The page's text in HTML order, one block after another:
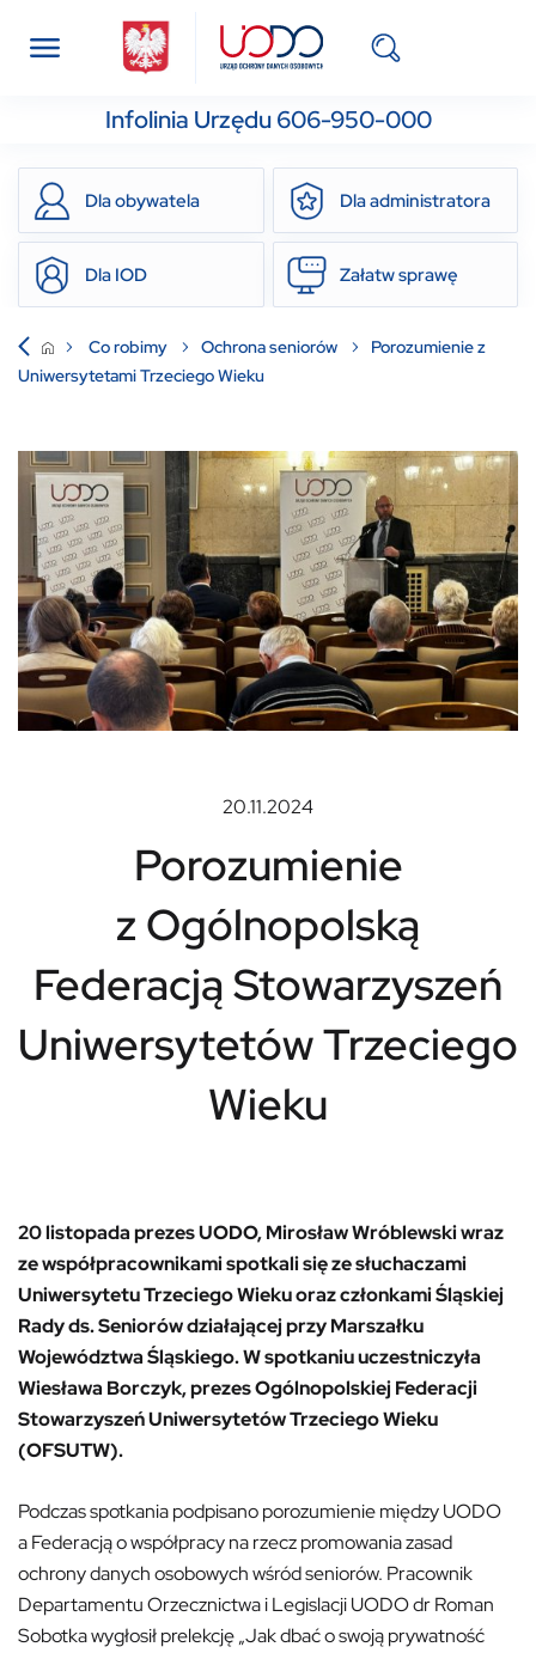
Infolinia Urzędu 606-950-000
Dla obywatela Dla administratora
Dla IOD Załatw sprawę
Co robimy Ochrona seniorów
Porozumienie z
Uniwersytetami Trzeciego Wieku
20.11.2024
Porozumienie
z Ogólnopolską
Federacją Stowarzyszeń
Uniwersytetów Trzeciego
Wieku
20 listopada prezes UODO, Mirosław Wróblewski wraz
ze współpracownikami spotkali się ze słuchaczami
Uniwersytetu Trzeciego Wieku oraz członkami Śląskiej
Rady ds. Seniorów działającej przy Marszałku
Województwa Śląskiego. W spotkaniu uczestniczyła
Wiesława Borczyk, prezes Ogólnopolskiej Federacji
Stowarzyszeń Uniwersytetów Trzeciego Wieku
(OFSUTW).
Podczas spotkania podpisano porozumienie między UODO
a Federacją o współpracy na rzecz promowania zasad
ochrony danych osobowych wśród seniorów. Pracownik
Departamentu Orzecznictwa i Legislacji UODO dr Roman
Sobotka wygłosił prelekcję „Jak dbać o swoją prywatność